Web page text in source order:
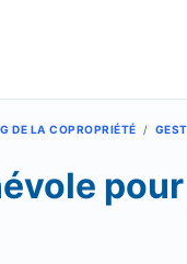
DE LA COPROPRIÉTÉ /